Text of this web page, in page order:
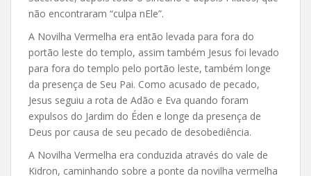
não encontraram “culpa nEle”.
A Novilha Vermelha era então levada para fora do
portão leste do templo, assim também Jesus foi levado
para fora do templo pelo portão leste, também longe
da presença de Seu Pai. Como acusado de pecado,
Jesus seguiu a rota de Adão e Eva quando foram
expulsos do Jardim do Éden e longe da presença de
Deus por causa de seu pecado de desobediência.
A Novilha Vermelha era conduzida através do vale de
Kidron, caminhando sobre a ponte da novilha vermelha